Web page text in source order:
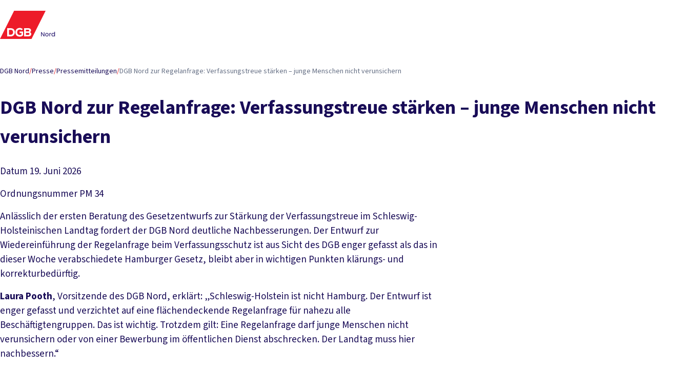
DGB Nord/Presse/Pressemitteilungen/DGB Nord zur Regelanfrage: Verfassungstreue stärken – junge Menschen nicht verunsichern
DGB Nord zur Regelanfrage: Verfassungstreue stärken – junge Menschen nicht
verunsichern
Datum 19. Juni 2026
Ordnungsnummer PM 34
Anlässlich der ersten Beratung des Gesetzentwurfs zur Stärkung der Verfassungstreue im Schleswig-
Holsteinischen Landtag fordert der DGB Nord deutliche Nachbesserungen. Der Entwurf zur
Wiedereinführung der Regelanfrage beim Verfassungsschutz ist aus Sicht des DGB enger gefasst als das in
dieser Woche verabschiedete Hamburger Gesetz, bleibt aber in wichtigen Punkten klärungs- und
korrekturbedürftig.
Laura Pooth, Vorsitzende des DGB Nord, erklärt: „Schleswig-Holstein ist nicht Hamburg. Der Entwurf ist
enger gefasst und verzichtet auf eine flächendeckende Regelanfrage für nahezu alle
Beschäftigtengruppen. Das ist wichtig. Trotzdem gilt: Eine Regelanfrage darf junge Menschen nicht
verunsichern oder von einer Bewerbung im öffentlichen Dienst abschrecken. Der Landtag muss hier
nachbessern.“